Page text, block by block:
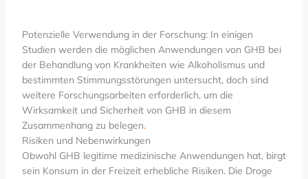
Potenzielle Verwendung in der Forschung: In einigen
Studien werden die möglichen Anwendungen von GHB bei
der Behandlung von Krankheiten wie Alkoholismus und
bestimmten Stimmungsstörungen untersucht, doch sind
weitere Forschungsarbeiten erforderlich, um die
Wirksamkeit und Sicherheit von GHB in diesem
Zusammenhang zu belegen.
Risiken und Nebenwirkungen
Obwohl GHB legitime medizinische Anwendungen hat, birgt
sein Konsum in der Freizeit erhebliche Risiken. Die Droge